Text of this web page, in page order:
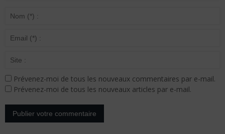
Prévenez-moi de tous les nouveaux commentaires par e-mail.
Prévenez-moi de tous les nouveaux articles par e-mail.